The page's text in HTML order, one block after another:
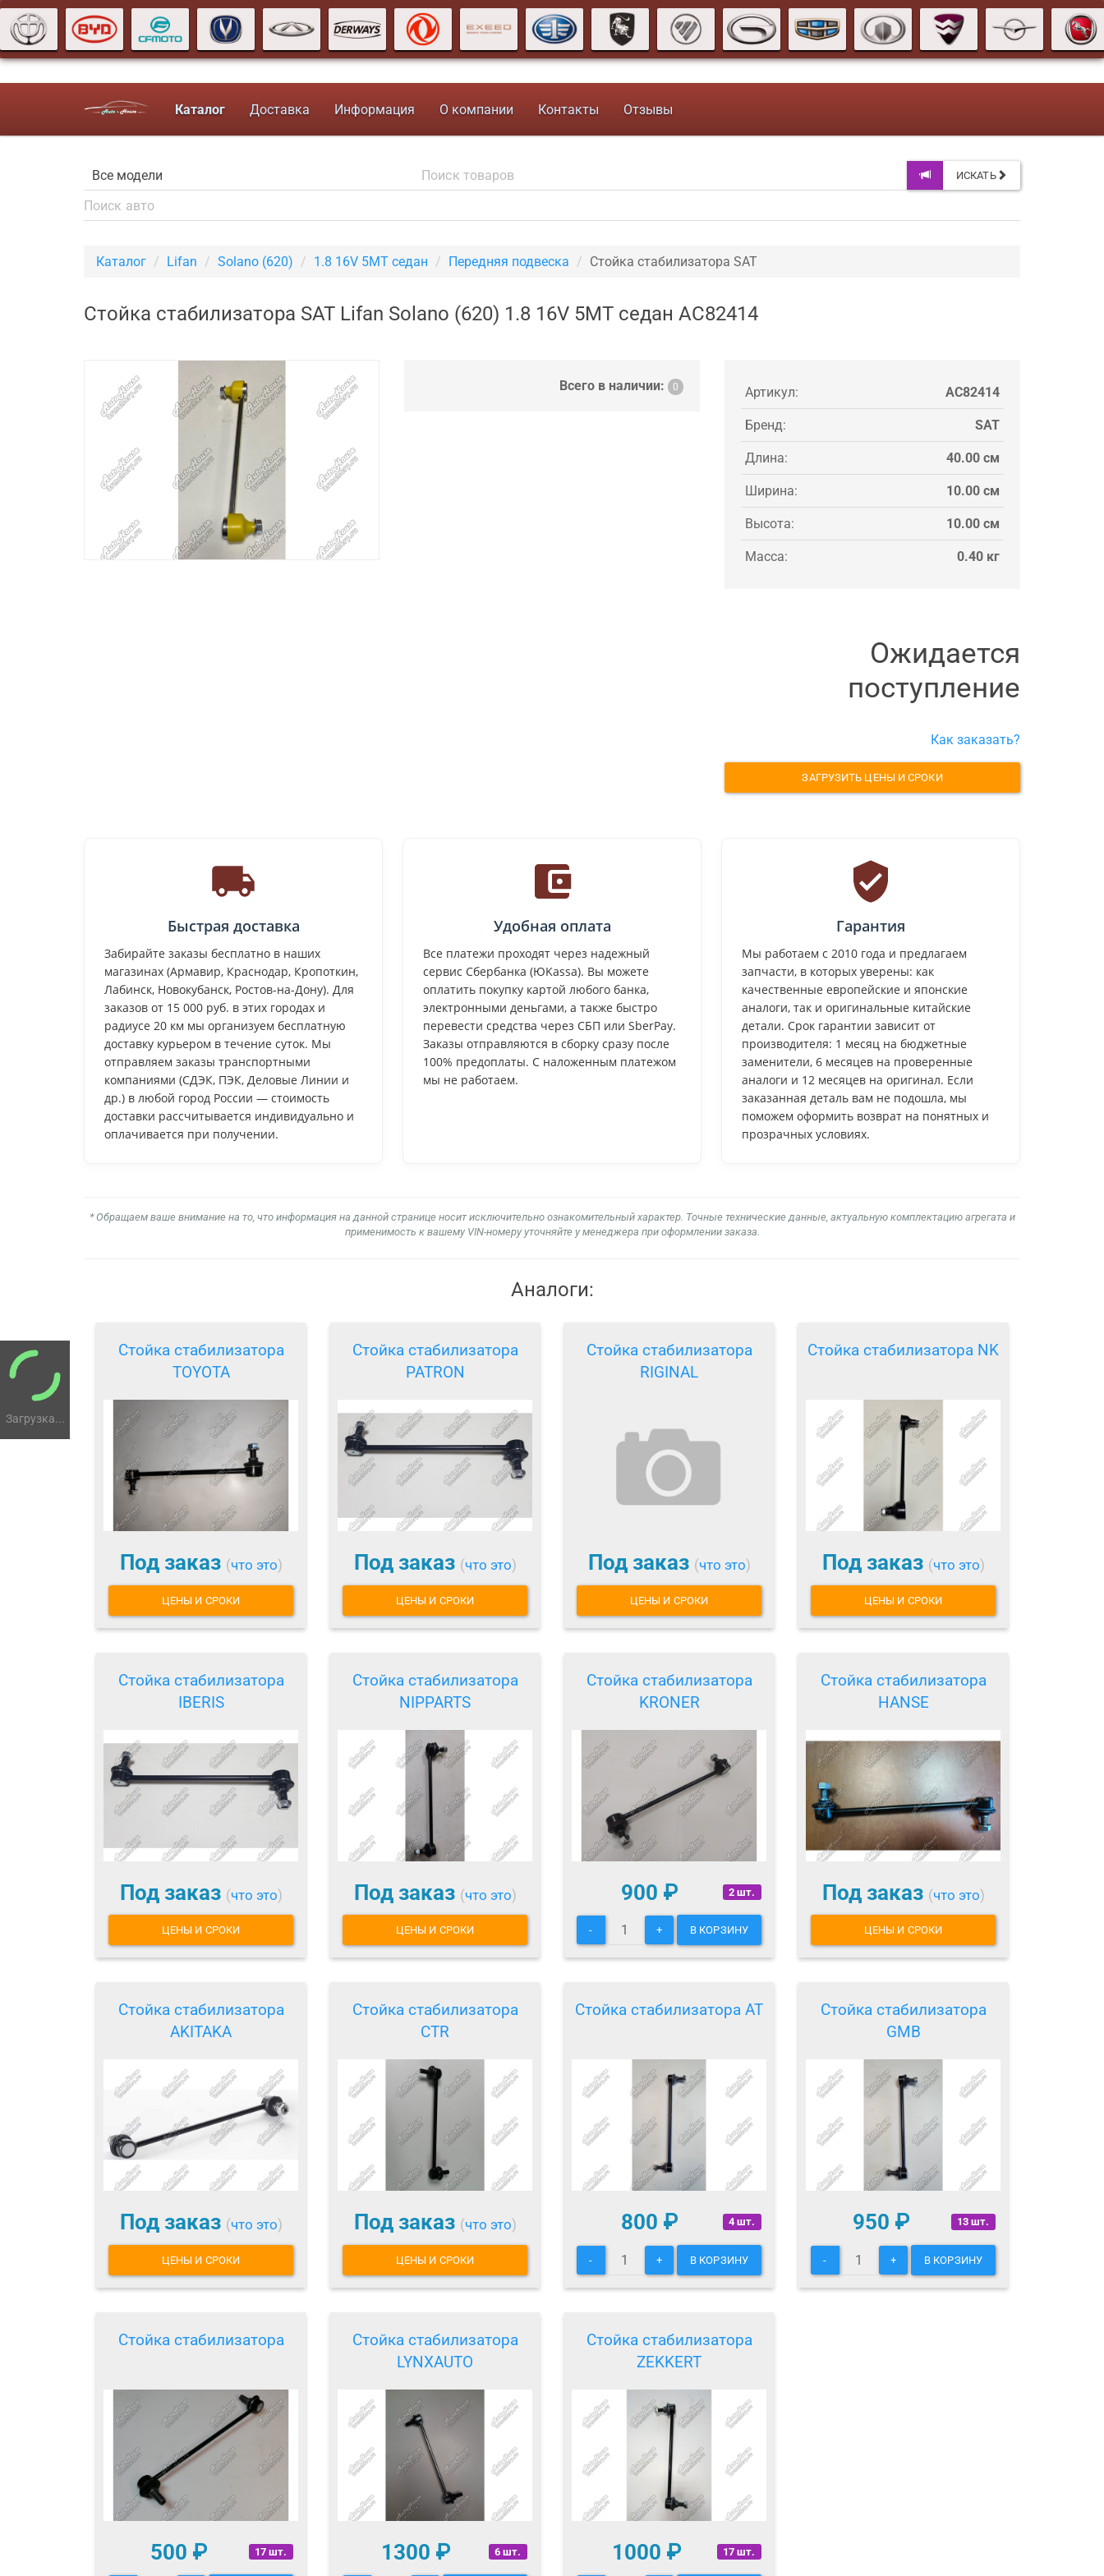
Загрузка...
Каталог Доставка Информация О компании Контакты Отзывы
ИСКАТЬ
Каталог Lifan Solano (620) 1.8 16V 5МТ седан Передняя подвеска Стойка стабилизатора SAT
Стойка стабилизатора SAT Lifan Solano (620) 1.8 16V 5МТ седан AC82414
Всего в наличии: 0 Артикул: AC82414
Бренд: SAT
Длина: 40.00 см
Ширина: 10.00 см
Высота: 10.00 см
Масса: 0.40 кг
Ожидается
поступление
Как заказать?
ЗАГРУЗИТЬ ЦЕНЫ И СРОКИ
Быстрая доставка
Забирайте заказы бесплатно в наших
магазинах (Армавир, Краснодар, Кропоткин,
Лабинск, Новокубанск, Ростов-на-Дону). Для
заказов от 15 000 руб. в этих городах и
радиусе 20 км мы организуем бесплатную
доставку курьером в течение суток. Мы
отправляем заказы транспортными
компаниями (СДЭК, ПЭК, Деловые Линии и
др.) в любой город России — стоимость
доставки рассчитывается индивидуально и
оплачивается при получении.
Удобная оплата
Все платежи проходят через надежный
сервис Сбербанка (ЮKassa). Вы можете
оплатить покупку картой любого банка,
электронными деньгами, а также быстро
перевести средства через СБП или SberPay.
Заказы отправляются в сборку сразу после
100% предоплаты. С наложенным платежом
мы не работаем.
Гарантия
Мы работаем с 2010 года и предлагаем
запчасти, в которых уверены: как
качественные европейские и японские
аналоги, так и оригинальные китайские
детали. Срок гарантии зависит от
производителя: 1 месяц на бюджетные
заменители, 6 месяцев на проверенные
аналоги и 12 месяцев на оригинал. Если
заказанная деталь вам не подошла, мы
поможем оформить возврат на понятных и
прозрачных условиях.
* Обращаем ваше внимание на то, что информация на данной странице носит исключительно ознакомительный характер. Точные технические данные, актуальную комплектацию агрегата и
применимость к вашему VIN-номеру уточняйте у менеджера при оформлении заказа.
Аналоги:
Стойка стабилизатора
TOYOTA
Под заказ (что это)
ЦЕНЫ И СРОКИ
Стойка стабилизатора
PATRON
Под заказ (что это)
ЦЕНЫ И СРОКИ
Стойка стабилизатора
RIGINAL
Под заказ (что это)
ЦЕНЫ И СРОКИ
Стойка стабилизатора NK
Под заказ (что это)
ЦЕНЫ И СРОКИ
Стойка стабилизатора
IBERIS
Под заказ (что это)
ЦЕНЫ И СРОКИ
Стойка стабилизатора
NIPPARTS
Под заказ (что это)
ЦЕНЫ И СРОКИ
Стойка стабилизатора
KRONER
2 шт.
900 ₽
- + В КОРЗИНУ
Стойка стабилизатора
HANSE
Под заказ (что это)
ЦЕНЫ И СРОКИ
Стойка стабилизатора
AKITAKA
Под заказ (что это)
ЦЕНЫ И СРОКИ
Стойка стабилизатора
CTR
Под заказ (что это)
ЦЕНЫ И СРОКИ
Стойка стабилизатора AT
4 шт.
800 ₽
- + В КОРЗИНУ
Стойка стабилизатора
GMB
13 шт.
950 ₽
- + В КОРЗИНУ
Стойка стабилизатора
17 шт.
500 ₽
Стойка стабилизатора
LYNXAUTO
6 шт.
1300 ₽
Стойка стабилизатора
ZEKKERT
17 шт.
1000 ₽